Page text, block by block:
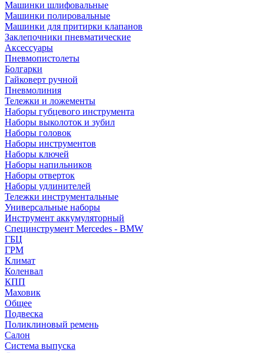
Машинки шлифовальные
Машинки полировальные
Машинки для притирки клапанов
Заклепочники пневматические
Аксессуары
Пневмопистолеты
Болгарки
Гайковерт ручной
Пневмолиния
Тележки и ложементы
Наборы губцевого инструмента
Наборы выколоток и зубил
Наборы головок
Наборы инструментов
Наборы ключей
Наборы напильников
Наборы отверток
Наборы удлинителей
Тележки инструментальные
Универсальные наборы
Инструмент аккумуляторный
Специнструмент Mercedes - BMW
ГБЦ
ГРМ
Климат
Коленвал
КПП
Маховик
Общее
Подвеска
Поликлиновый ремень
Салон
Система выпуска